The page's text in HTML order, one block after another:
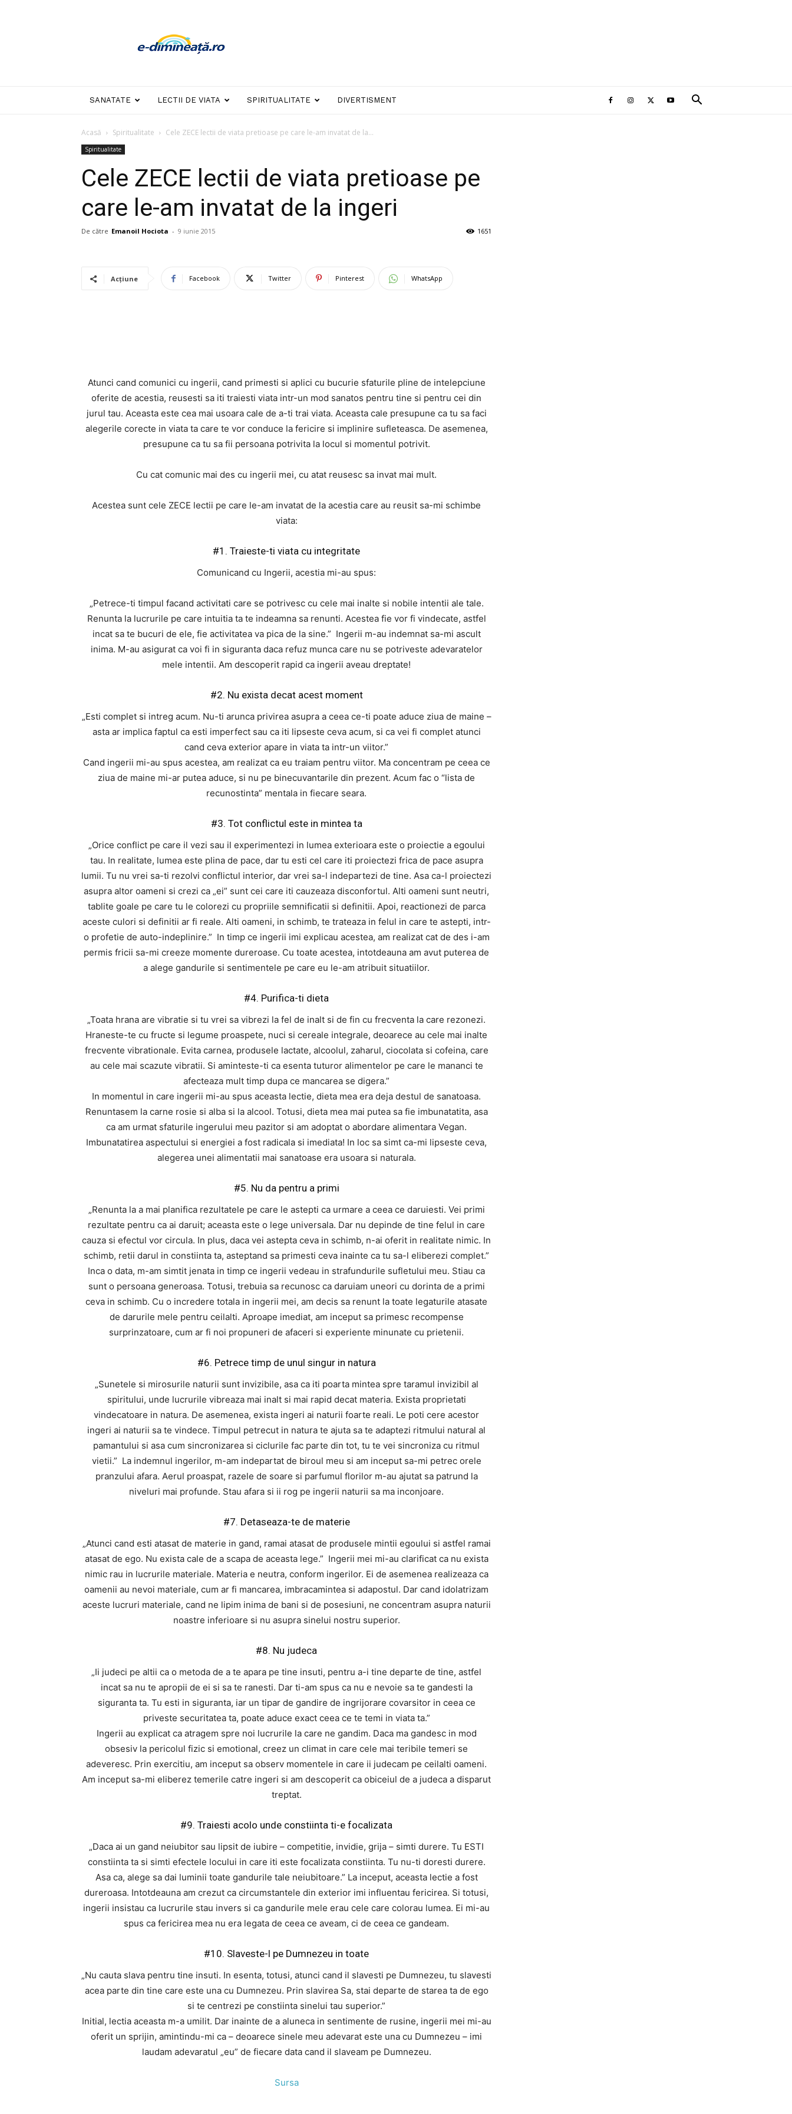
dimineata
SANATATE LECTII DE VIATA SPIRITUALITATE DIVERTISMENT
Acasă Spiritualitate Cele ZECE lectii de viata pretioase pe care le-am invatat de la...
Spiritualitate
Cele ZECE lectii de viata pretioase pe
care le-am invatat de la ingeri
De către Emanoil Hociota - 9 iunie 2015 1651
Acțiune Facebook Twitter Pinterest WhatsApp
Atunci cand comunici cu ingerii, cand primesti si aplici cu bucurie sfaturile pline de intelepciune
oferite de acestia, reusesti sa iti traiesti viata intr-un mod sanatos pentru tine si pentru cei din
jurul tau. Aceasta este cea mai usoara cale de a-ti trai viata. Aceasta cale presupune ca tu sa faci
alegerile corecte in viata ta care te vor conduce la fericire si implinire sufleteasca. De asemenea,
presupune ca tu sa fii persoana potrivita la locul si momentul potrivit.
Cu cat comunic mai des cu ingerii mei, cu atat reusesc sa invat mai mult.
Acestea sunt cele ZECE lectii pe care le-am invatat de la acestia care au reusit sa-mi schimbe
viata:
#1. Traieste-ti viata cu integritate
Comunicand cu Ingerii, acestia mi-au spus:
„Petrece-ti timpul facand activitati care se potrivesc cu cele mai inalte si nobile intentii ale tale.
Renunta la lucrurile pe care intuitia ta te indeamna sa renunti. Acestea fie vor fi vindecate, astfel
incat sa te bucuri de ele, fie activitatea va pica de la sine.” Ingerii m-au indemnat sa-mi ascult
inima. M-au asigurat ca voi fi in siguranta daca refuz munca care nu se potriveste adevaratelor
mele intentii. Am descoperit rapid ca ingerii aveau dreptate!
#2. Nu exista decat acest moment
„Esti complet si intreg acum. Nu-ti arunca privirea asupra a ceea ce-ti poate aduce ziua de maine –
asta ar implica faptul ca esti imperfect sau ca iti lipseste ceva acum, si ca vei fi complet atunci
cand ceva exterior apare in viata ta intr-un viitor.”
Cand ingerii mi-au spus acestea, am realizat ca eu traiam pentru viitor. Ma concentram pe ceea ce
ziua de maine mi-ar putea aduce, si nu pe binecuvantarile din prezent. Acum fac o “lista de
recunostinta” mentala in fiecare seara.
#3. Tot conflictul este in mintea ta
„Orice conflict pe care il vezi sau il experimentezi in lumea exterioara este o proiectie a egoului
tau. In realitate, lumea este plina de pace, dar tu esti cel care iti proiectezi frica de pace asupra
lumii. Tu nu vrei sa-ti rezolvi conflictul interior, dar vrei sa-l indepartezi de tine. Asa ca-l proiectezi
asupra altor oameni si crezi ca „ei” sunt cei care iti cauzeaza disconfortul. Alti oameni sunt neutri,
tablite goale pe care tu le colorezi cu propriile semnificatii si definitii. Apoi, reactionezi de parca
aceste culori si definitii ar fi reale. Alti oameni, in schimb, te trateaza in felul in care te astepti, intr-
o profetie de auto-indeplinire.” In timp ce ingerii imi explicau acestea, am realizat cat de des i-am
permis fricii sa-mi creeze momente dureroase. Cu toate acestea, intotdeauna am avut puterea de
a alege gandurile si sentimentele pe care eu le-am atribuit situatiilor.
#4. Purifica-ti dieta
„Toata hrana are vibratie si tu vrei sa vibrezi la fel de inalt si de fin cu frecventa la care rezonezi.
Hraneste-te cu fructe si legume proaspete, nuci si cereale integrale, deoarece au cele mai inalte
frecvente vibrationale. Evita carnea, produsele lactate, alcoolul, zaharul, ciocolata si cofeina, care
au cele mai scazute vibratii. Si aminteste-ti ca esenta tuturor alimentelor pe care le mananci te
afecteaza mult timp dupa ce mancarea se digera.”
In momentul in care ingerii mi-au spus aceasta lectie, dieta mea era deja destul de sanatoasa.
Renuntasem la carne rosie si alba si la alcool. Totusi, dieta mea mai putea sa fie imbunatatita, asa
ca am urmat sfaturile ingerului meu pazitor si am adoptat o abordare alimentara Vegan.
Imbunatatirea aspectului si energiei a fost radicala si imediata! In loc sa simt ca-mi lipseste ceva,
alegerea unei alimentatii mai sanatoase era usoara si naturala.
#5. Nu da pentru a primi
„Renunta la a mai planifica rezultatele pe care le astepti ca urmare a ceea ce daruiesti. Vei primi
rezultate pentru ca ai daruit; aceasta este o lege universala. Dar nu depinde de tine felul in care
cauza si efectul vor circula. In plus, daca vei astepta ceva in schimb, n-ai oferit in realitate nimic. In
schimb, retii darul in constiinta ta, asteptand sa primesti ceva inainte ca tu sa-l eliberezi complet.”
Inca o data, m-am simtit jenata in timp ce ingerii vedeau in strafundurile sufletului meu. Stiau ca
sunt o persoana generoasa. Totusi, trebuia sa recunosc ca daruiam uneori cu dorinta de a primi
ceva in schimb. Cu o incredere totala in ingerii mei, am decis sa renunt la toate legaturile atasate
de darurile mele pentru ceilalti. Aproape imediat, am inceput sa primesc recompense
surprinzatoare, cum ar fi noi propuneri de afaceri si experiente minunate cu prietenii.
#6. Petrece timp de unul singur in natura
„Sunetele si mirosurile naturii sunt invizibile, asa ca iti poarta mintea spre taramul invizibil al
spiritului, unde lucrurile vibreaza mai inalt si mai rapid decat materia. Exista proprietati
vindecatoare in natura. De asemenea, exista ingeri ai naturii foarte reali. Le poti cere acestor
ingeri ai naturii sa te vindece. Timpul petrecut in natura te ajuta sa te adaptezi ritmului natural al
pamantului si asa cum sincronizarea si ciclurile fac parte din tot, tu te vei sincroniza cu ritmul
vietii.” La indemnul ingerilor, m-am indepartat de biroul meu si am inceput sa-mi petrec orele
pranzului afara. Aerul proaspat, razele de soare si parfumul florilor m-au ajutat sa patrund la
niveluri mai profunde. Stau afara si ii rog pe ingerii naturii sa ma inconjoare.
#7. Detaseaza-te de materie
„Atunci cand esti atasat de materie in gand, ramai atasat de produsele mintii egoului si astfel ramai
atasat de ego. Nu exista cale de a scapa de aceasta lege.” Ingerii mei mi-au clarificat ca nu exista
nimic rau in lucrurile materiale. Materia e neutra, conform ingerilor. Ei de asemenea realizeaza ca
oamenii au nevoi materiale, cum ar fi mancarea, imbracamintea si adapostul. Dar cand idolatrizam
aceste lucruri materiale, cand ne lipim inima de bani si de posesiuni, ne concentram asupra naturii
noastre inferioare si nu asupra sinelui nostru superior.
#8. Nu judeca
„Ii judeci pe altii ca o metoda de a te apara pe tine insuti, pentru a-i tine departe de tine, astfel
incat sa nu te apropii de ei si sa te ranesti. Dar ti-am spus ca nu e nevoie sa te gandesti la
siguranta ta. Tu esti in siguranta, iar un tipar de gandire de ingrijorare covarsitor in ceea ce
priveste securitatea ta, poate aduce exact ceea ce te temi in viata ta.”
Ingerii au explicat ca atragem spre noi lucrurile la care ne gandim. Daca ma gandesc in mod
obsesiv la pericolul fizic si emotional, creez un climat in care cele mai teribile temeri se
adeveresc. Prin exercitiu, am inceput sa observ momentele in care ii judecam pe ceilalti oameni.
Am inceput sa-mi eliberez temerile catre ingeri si am descoperit ca obiceiul de a judeca a disparut
treptat.
#9. Traiesti acolo unde constiinta ti-e focalizata
„Daca ai un gand neiubitor sau lipsit de iubire – competitie, invidie, grija – simti durere. Tu ESTI
constiinta ta si simti efectele locului in care iti este focalizata constiinta. Tu nu-ti doresti durere.
Asa ca, alege sa dai luminii toate gandurile tale neiubitoare.” La inceput, aceasta lectie a fost
dureroasa. Intotdeauna am crezut ca circumstantele din exterior imi influentau fericirea. Si totusi,
ingerii insistau ca lucrurile stau invers si ca gandurile mele erau cele care colorau lumea. Ei mi-au
spus ca fericirea mea nu era legata de ceea ce aveam, ci de ceea ce gandeam.
#10. Slaveste-l pe Dumnezeu in toate
„Nu cauta slava pentru tine insuti. In esenta, totusi, atunci cand il slavesti pe Dumnezeu, tu slavesti
acea parte din tine care este una cu Dumnezeu. Prin slavirea Sa, stai departe de starea ta de ego
si te centrezi pe constiinta sinelui tau superior.”
Initial, lectia aceasta m-a umilit. Dar inainte de a aluneca in sentimente de rusine, ingerii mei mi-au
oferit un sprijin, amintindu-mi ca – deoarece sinele meu adevarat este una cu Dumnezeu – imi
laudam adevaratul „eu” de fiecare data cand il slaveam pe Dumnezeu.
Sursa